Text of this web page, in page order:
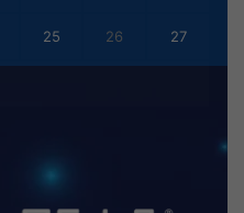
25 26 27